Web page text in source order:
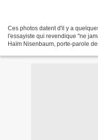
Ces photos datent d'il y a
l'essayiste qui revendique "ne
Haïm Nisenbaum, porte-parole